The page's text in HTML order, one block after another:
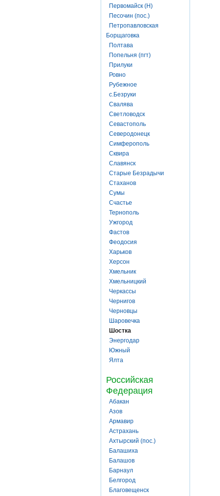
Первомайск (Н)
Песочин (пос.)
Петропавловская
Борщаговка
Полтава
Попельня (пгт)
Прилуки
Ровно
Рубежное
с.Безруки
Свалява
Светловодск
Севастополь
Северодонецк
Симферополь
Сквира
Славянск
Старые Безрадычи
Стаханов
Сумы
Счастье
Тернополь
Ужгород
Фастов
Феодосия
Харьков
Херсон
Хмельник
Хмельницкий
Черкассы
Чернигов
Черновцы
Шаровечка
Шостка
Энергодар
Южный
Ялта
Российская
Федерация
Абакан
Азов
Армавир
Астрахань
Ахтырский (пос.)
Балашиха
Балашов
Барнаул
Белгород
Благовещенск